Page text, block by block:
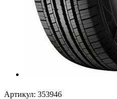
Артикул: 353946